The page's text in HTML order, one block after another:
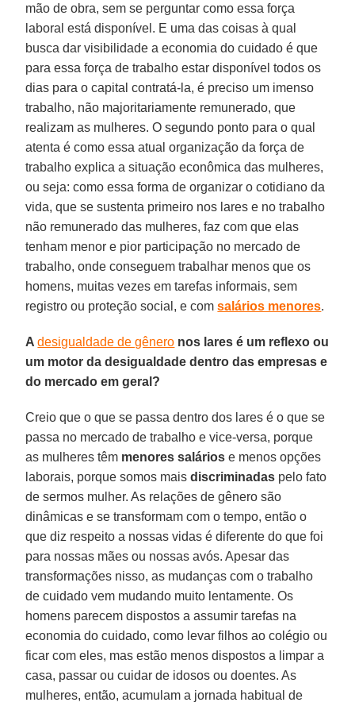
mão de obra, sem se perguntar como essa força
laboral está disponível. E uma das coisas à qual
busca dar visibilidade a economia do cuidado é que
para essa força de trabalho estar disponível todos os
dias para o capital contratá-la, é preciso um imenso
trabalho, não majoritariamente remunerado, que
realizam as mulheres. O segundo ponto para o qual
atenta é como essa atual organização da força de
trabalho explica a situação econômica das mulheres,
ou seja: como essa forma de organizar o cotidiano da
vida, que se sustenta primeiro nos lares e no trabalho
não remunerado das mulheres, faz com que elas
tenham menor e pior participação no mercado de
trabalho, onde conseguem trabalhar menos que os
homens, muitas vezes em tarefas informais, sem
registro ou proteção social, e comsalários menores.
Adesigualdade de gênero nos lares é um reflexo ou
um motor da desigualdade dentro das empresas e
do mercado em geral?
Creio que o que se passa dentro dos lares é o que se
passa no mercado de trabalho e vice-versa, porque
as mulheres têm menores salários e menos opções
laborais, porque somos maisdiscriminadas pelo fato
de sermos mulher. As relações de gênero são
dinâmicas e se transformam com o tempo, então o
que diz respeito a nossas vidas é diferente do que foi
para nossas mães ou nossas avós. Apesar das
transformações nisso, as mudanças com o trabalho
de cuidado vem mudando muito lentamente. Os
homens parecem dispostos a assumir tarefas na
economia do cuidado, como levar filhos ao colégio ou
ficar com eles, mas estão menos dispostos a limpar a
casa, passar ou cuidar de idosos ou doentes. As
mulheres, então, acumulam a jornada habitual de